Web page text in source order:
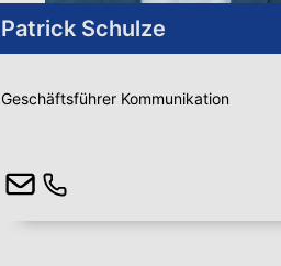
Patrick Schulze
Geschäftsführer Kommunikation